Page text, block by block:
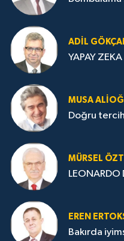
ADIL
YAPAY ZEKA
MUSA
Doğru
MÜRSEL
LEONARDO
EREN
Bakırda